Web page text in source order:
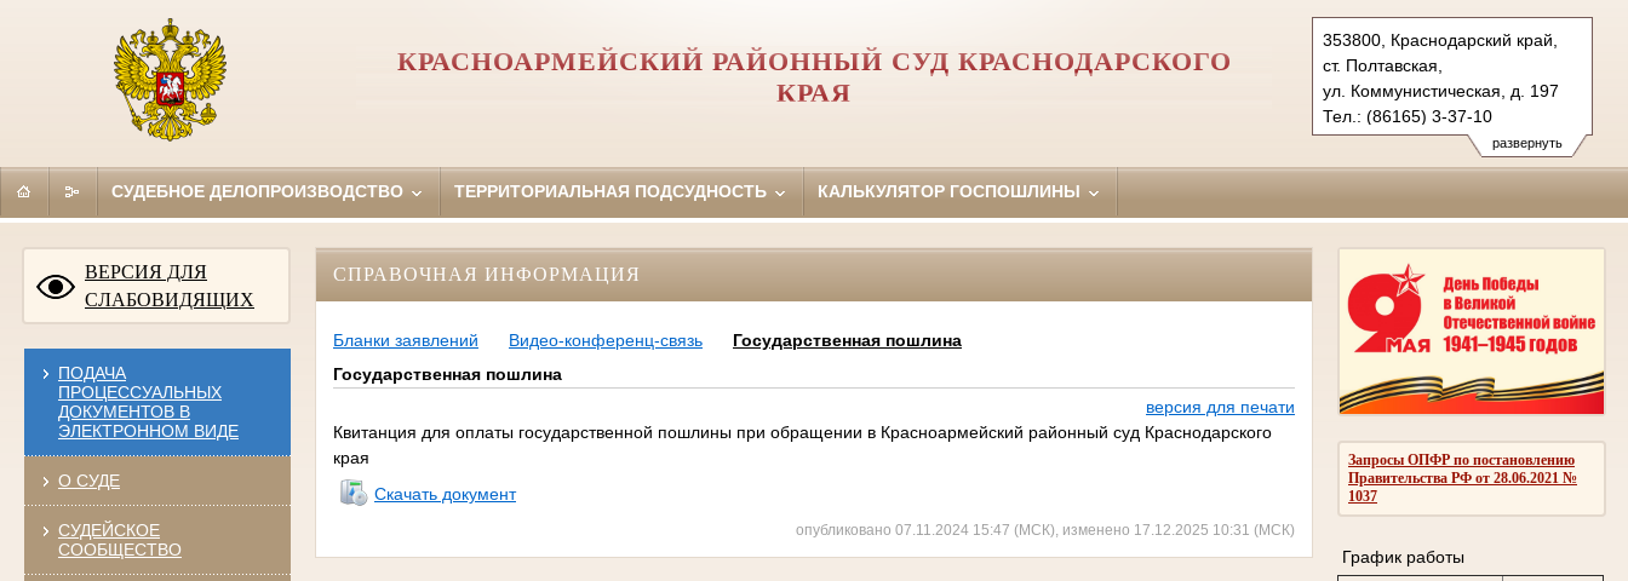
развернуть
353800, Краснодарский край,
ст. Полтавская,
ул. Коммунистическая, д. 197
Тел.: (86165) 3-37-10
krasnoarmeisk.krd@sudrf.ru
КРАСНОАРМЕЙСКИЙ РАЙОННЫЙ СУД КРАСНОДАРСКОГО
КРАЯ
СУДЕБНОЕ ДЕЛОПРОИЗВОДСТВО ТЕРРИТОРИАЛЬНАЯ ПОДСУДНОСТЬ КАЛЬКУЛЯТОР ГОСПОШЛИНЫ
ВЕРСИЯ ДЛЯ
СЛАБОВИДЯЩИХ
ПОДАЧА
ПРОЦЕССУАЛЬНЫХ
ДОКУМЕНТОВ В
ЭЛЕКТРОННОМ ВИДЕ
О СУДЕ
СУДЕЙСКОЕ
СООБЩЕСТВО
Запросы ОПФР по постановлению
Правительства РФ от 28.06.2021 №
1037
График работы
СПРАВОЧНАЯ ИНФОРМАЦИЯ
Бланки заявлений Видео-конференц-связь
Государственная пошлина
Государственная пошлина
версия для печати
Квитанция для оплаты государственной пошлины при обращении в Красноармейский районный суд Краснодарского
края
Скачать документ
опубликовано 07.11.2024 15:47 (МСК), изменено 17.12.2025 10:31 (МСК)